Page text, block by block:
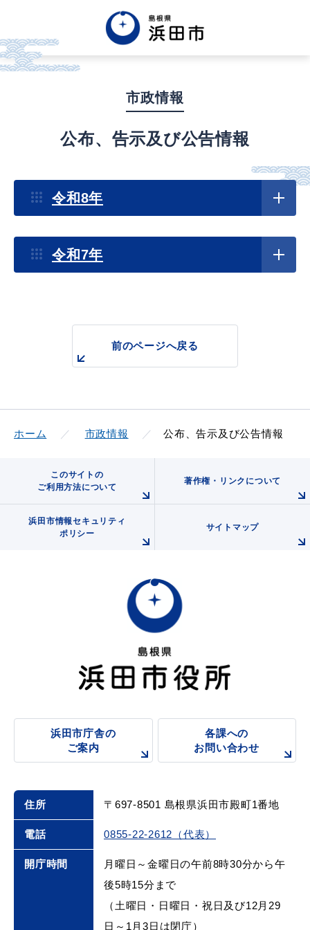
Tiếng việt
健康・福祉・
移住・定住（はまだぐらし）
観光・飲食
場面から探す
教育 出会い・結婚
引っ越し・住まい 就職・退職
高齢者・介護 おくやみ
市政情報
公布、告示及び公告情報
令和8年
令和7年
前のページへ戻る
ホーム 市政情報 公布、告示及び公告情報
このサイトの
ご利用方法について
著作権・リンクについて
浜田市情報セキュリティ
ポリシー
サイトマップ
浜田市庁舎の
ご案内
各課への
お問い合わせ
住所 〒697-8501 島根県浜田市殿町1番地
電話 0855-22-2612（代表）
開庁時間
月曜日～金曜日の午前8時30分から午
後5時15分まで
（土曜日・日曜日・祝日及び12月29
日～1月3日は閉庁）